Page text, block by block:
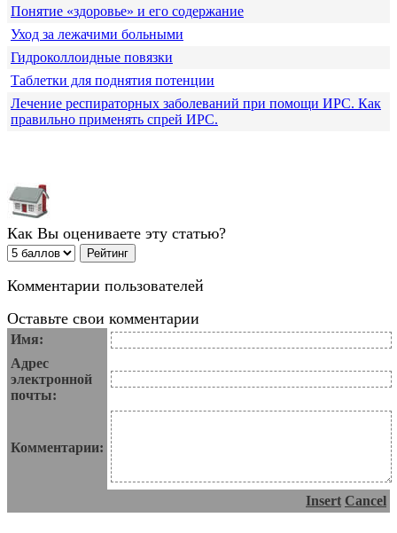
Понятие «здоровье» и его содержание
Уход за лежачими больными
Гидроколлоидные повязки
Таблетки для поднятия потенции
Лечение респираторных заболеваний при помощи ИРС. Как
правильно применять спрей ИРС.
Как Вы оцениваете эту статью?
Комментарии пользователей
Оставьте свои комментарии
Имя:
Адрес
электронной
почты:
Комментарии:
Insert Cancel